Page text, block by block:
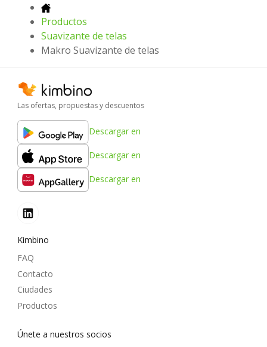
Productos
Suavizante de telas
Makro Suavizante de telas
Las ofertas, propuestas y descuentos
Descargar en
Descargar en
Descargar en
Kimbino
FAQ
Contacto
Ciudades
Productos
Únete a nuestros socios